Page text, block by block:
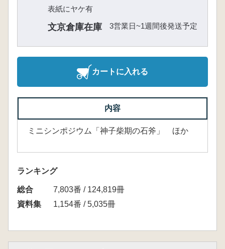
表紙にヤケ有
文京倉庫在庫 3営業日~1週間後発送予定
カートに入れる
内容
ミニシンポジウム「神子柴期の石斧」 ほか
ランキング
総合
7,803番 / 124,819冊
資料集
1,154番 / 5,035冊